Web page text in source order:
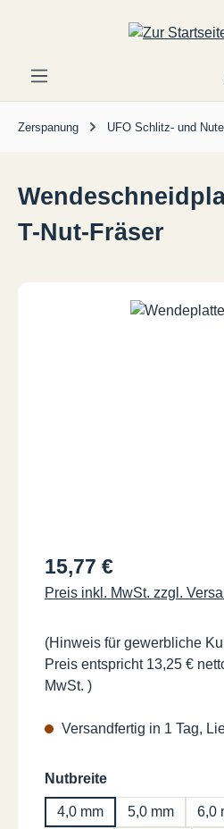
Zum Hauptinhalt springen
Zerspanung UFO Schlitz- und
T-Nut-Fräser
Regulärer Preis:
15,77 €
Preis inkl. MwSt. zzgl.
(Hinweis für gewerbliche
Preis entspricht 13,25 €
MwSt. )
Versandfertig in 1 Tag,
Nutbreiteauswählen
4,0 mm 5,0 mm 6,0